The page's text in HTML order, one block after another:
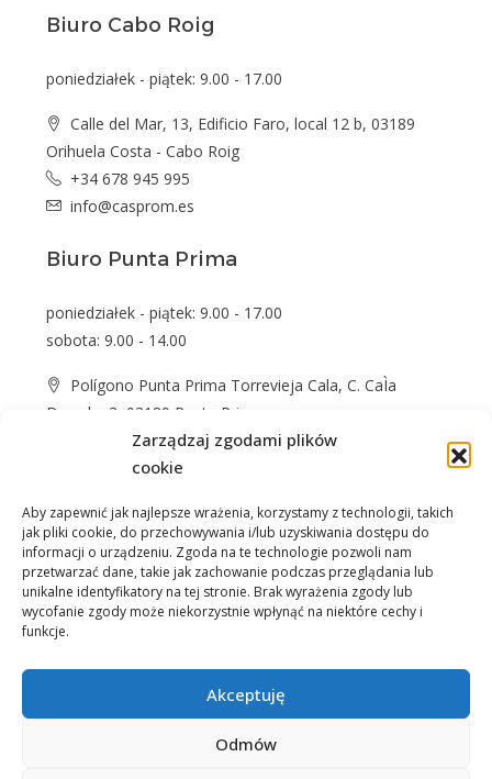
Zarządzaj zgodami plików
cookie
Aby zapewnić jak najlepsze wrażenia, korzystamy z technologii, takich
jak pliki cookie, do przechowywania i/lub uzyskiwania dostępu do
informacji o urządzeniu. Zgoda na te technologie pozwoli nam
przetwarzać dane, takie jak zachowanie podczas przeglądania lub
unikalne identyfikatory na tej stronie. Brak wyrażenia zgody lub
wycofanie zgody może niekorzystnie wpłynąć na niektóre cechy i
funkcje.
Akceptuję
Odmów
Biuro Cabo Roig
poniedziałek - piątek: 9.00 - 17.00
Calle del Mar, 13, Edificio Faro, local 12 b, 03189
Orihuela Costa - Cabo Roig
+34 678 945 995
info@casprom.es
Biuro Punta Prima
poniedziałek - piątek: 9.00 - 17.00
sobota: 9.00 - 14.00
Polígono Punta Prima Torrevieja Cala, C. CaÌa
Dorada, 3, 03189 Punta Prima
+48 574 622 365
info@casprom.es
Nieruchomości